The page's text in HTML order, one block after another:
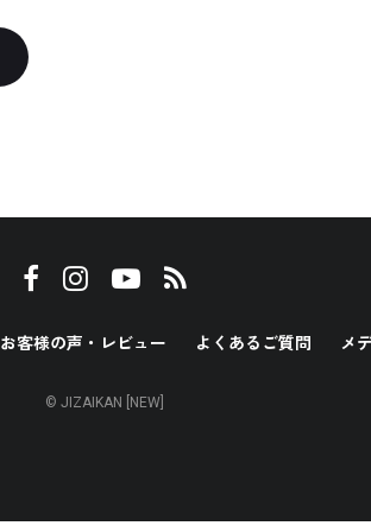
お客様の声・レビュー よくあるご質問 メ
© JIZAIKAN [NEW]